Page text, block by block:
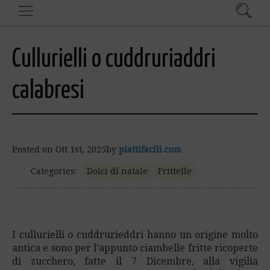
Cullurielli o cuddruriaddri
calabresi
Posted on Ott 1st, 2025by piattifacili.com
Categories: Dolci di natale Frittelle
I cullurielli o cuddrurieddri hanno un origine molto
antica e sono per l’appunto ciambelle fritte ricoperte
di zucchero, fatte il 7 Dicembre, alla vigilia